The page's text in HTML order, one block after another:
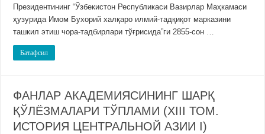
Президентининг “Ўзбекистон Республикаси Вазирлар Маҳкамаси
ҳузурида Имом Бухорий халқаро илмий-тадқиқот марказини
ташкил этиш чора-тадбирлари тўғрисида”ги 2855-сон …
Батафсил
ФАНЛАР АКАДЕМИЯСИНИНГ ШАРҚ
ҚЎЛЁЗМАЛАРИ ТЎПЛАМИ (XIII ТОМ.
ИСТОРИЯ ЦЕНТРАЛЬНОЙ АЗИИ I)